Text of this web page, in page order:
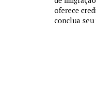
oferece
conclua seu